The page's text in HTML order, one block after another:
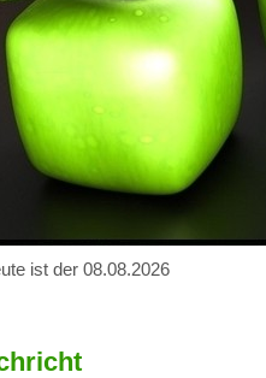
ist der 08.08.2026